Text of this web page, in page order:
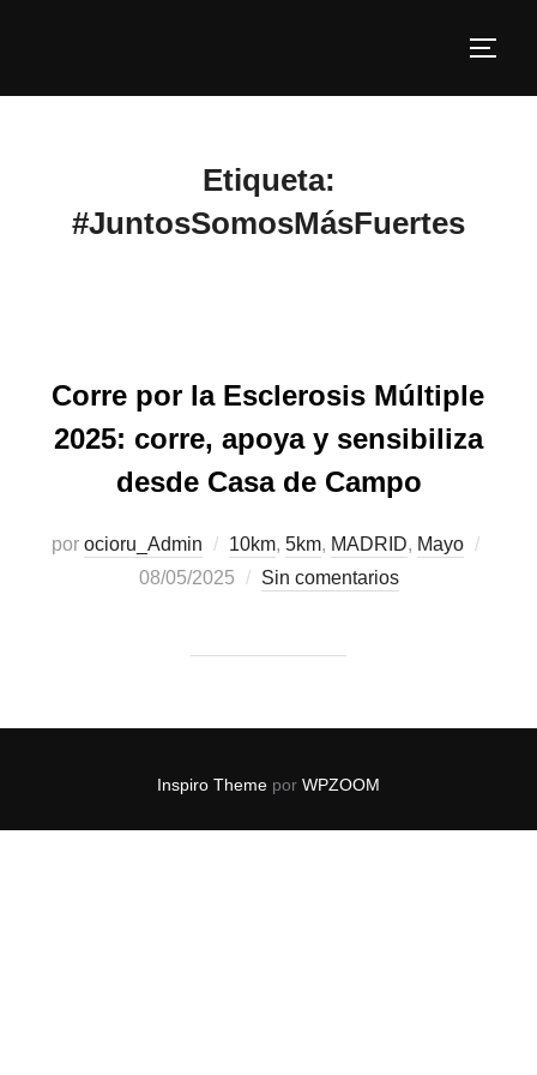
Etiqueta:
#JuntosSomosMásFuertes
Corre por la Esclerosis Múltiple
2025: corre, apoya y sensibiliza
desde Casa de Campo
por ocioru_Admin 10km, 5km, MADRID, Mayo
08/05/2025
Sin comentarios
Inspiro Theme por WPZOOM